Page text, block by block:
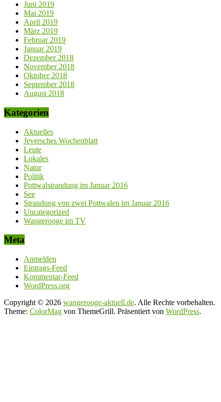
Juni 2019
Mai 2019
April 2019
März 2019
Februar 2019
Januar 2019
Dezember 2018
November 2018
Oktober 2018
September 2018
August 2018
Kategorien
Aktuelles
Jeversches Wochenblatt
Leute
Lokales
Natur
Politik
Pottwalstrandung im Januar 2016
See
Strandung von zwei Pottwalen im Januar 2016
Uncategorized
Wangerooge im TV
Meta
Anmelden
Eintrags-Feed
Kommentar-Feed
WordPress.org
Copyright © 2026 wangerooge-aktuell.de. Alle Rechte vorbehalten.
Theme: ColorMag von ThemeGrill. Präsentiert von WordPress.